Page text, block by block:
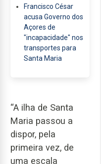
Francisco César
acusa Governo dos
Açores de
"incapacidade" nos
transportes para
Santa Maria
“A ilha de Santa
Maria passou a
dispor, pela
primeira vez, de
uma escala